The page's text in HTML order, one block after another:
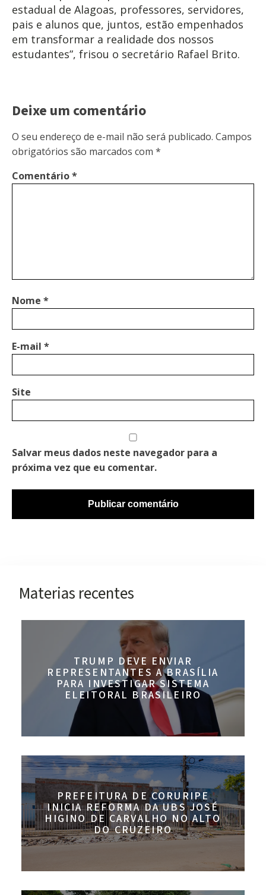
estadual de Alagoas, professores, servidores,
pais e alunos que, juntos, estão empenhados
em transformar a realidade dos nossos
estudantes”, frisou o secretário Rafael Brito.
Deixe um comentário
O seu endereço de e-mail não será publicado. Campos
obrigatórios são marcados com *
Comentário*
Nome *
E-mail *
Site
Salvar meus dados neste navegador para a
próxima vez que eu comentar.
Materias recentes
TRUMP DEVE ENVIAR
REPRESENTANTES A BRASÍLIA
PARA INVESTIGAR SISTEMA
ELEITORAL BRASILEIRO
PREFEITURA DE CORURIPE
INICIA REFORMA DA UBS JOSÉ
HIGINO DE CARVALHO NO ALTO
DO CRUZEIRO